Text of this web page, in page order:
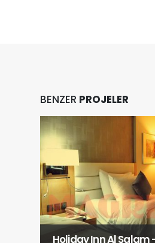
BENZER PROJELER
Red Sea Palace Hotel